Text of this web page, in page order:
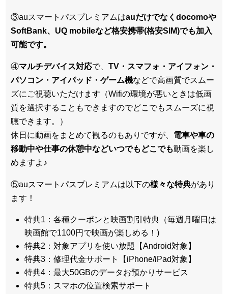
③auスマートパスプレミアムはauだけでなくdocomoや
SoftBank、UQ mobileなど格安携帯(格安SIM)でも加入
可能です。
④マルチデバイス対応で、 TV・スマフォ・アイフォン・
パソコン・アイパッド・ゲーム機などで高画質でスムー
ズにご視聴いただけます（Wifiの環境が悪いときは低画
質を選択することもできますのでどこでもスムーズに視
聴できます。）
休日に動画をまとめて観るのもありですが、 電車や車の
移動中や仕事の休憩中などいつでもどこでも動画を楽し
めますよ♪
⑤auスマートパスプレミアムは以下の様々な特典があり
ます！
特典1：各種クーポンと映画割引特典（毎週月曜日は
映画館で1100円で映画が楽しめる！)
特典2：対象アプリを使い放題【Android対象】
特典3：修理代金サポート【iPhone/iPad対象】
特典4：最大50GBのデータお預かりサービス
特典5：スマホの位置検索サポート